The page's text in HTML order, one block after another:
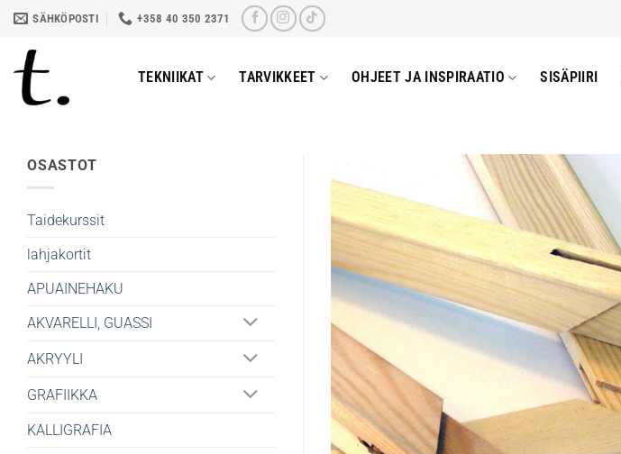
Skip
content
SÄHKÖPOSTI +358 40 350 2371
TEKNIIKAT TARVIKKEET OHJEET JA INSPIRAATIO SISÄPIIRI
OSASTOT
Taidekurssit
lahjakortit
APUAINEHAKU
AKVARELLI, GUASSI
AKRYYLI
GRAFIIKKA
KALLIGRAFIA